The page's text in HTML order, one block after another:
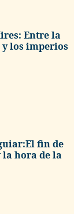
Entre la
los imperios
fin de
hora de la